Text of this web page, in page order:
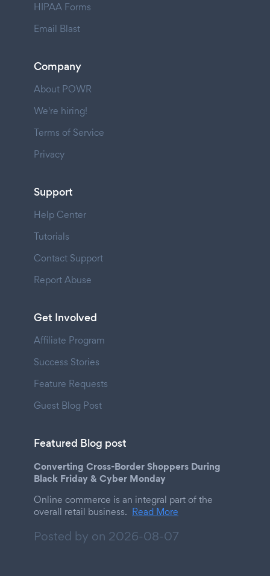
HIPAA Forms
Email Blast
Company
About POWR
We're hiring!
Terms of Service
Privacy
Support
Help Center
Tutorials
Contact Support
Report Abuse
Get Involved
Affiliate Program
Success Stories
Feature Requests
Guest Blog Post
Featured Blog post
Converting Cross-Border Shoppers During
Black Friday & Cyber Monday
Online commerce is an integral part of the
overall retail business. Read More
Posted by on 2026-08-07